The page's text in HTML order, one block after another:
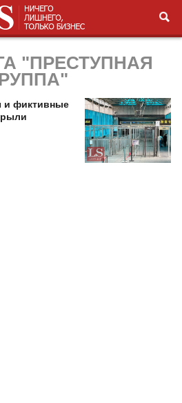
"ПРЕСТУПНАЯ
и фиктивные